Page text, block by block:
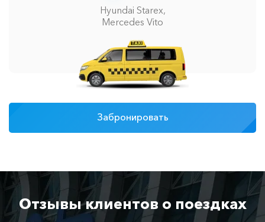
Hyundai Starex,
Mercedes Vito
Забронировать
Отзывы клиентов о поездках